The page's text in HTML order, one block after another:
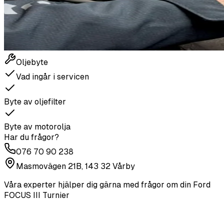
Oljebyte
Vad ingår i servicen
Byte av oljefilter
Byte av motorolja
Har du frågor?
076 70 90 238
Masmovägen 21B, 143 32 Vårby
Våra experter hjälper dig gärna med frågor om din Ford
FOCUS III Turnier